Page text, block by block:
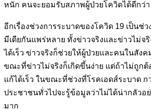
หนัก คนจะยอมรับสภาพผู้ป่วยโควิดได้ดีกว่า
อีกเรื่องช่วงการระบาดของโควิด 19 เป็นช่
มีเดียกันแพร่หลาย ทั้งข่าวจริงและข่าวไม่จ
ได้เร็ว ข่าวจริงก็ช่วยให้ผู้ป่วยและคนในสัง
ขณะที่ข่าวไม่จริงก็เกิดขึ้นง่าย แต่ถ้าไม่ถูกต้
แก้ได้เร็ว ในขณะที่ช่วงที่โรคเอดส์ระบาด
ประชาชนทั่วไปจะรู้ข้อมูลว่าไม่ได้น่ากลัวอ
มาก